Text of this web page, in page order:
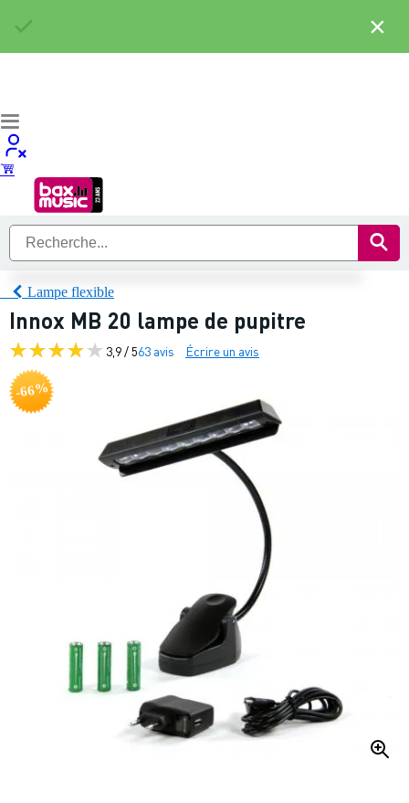
Lampe flexible
Innox MB 20 lampe de pupitre
3,9 / 563 avis Écrire un avis
-66%
×